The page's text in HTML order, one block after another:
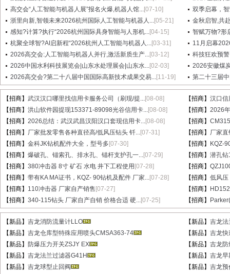
高交会“人工智能与机器人展”报名火爆,机器人馆...[07-10]
双季启幕，
浙里向新,智领未来2026杭州国际人工智能与机器人...[05-21]
金秋启智,共
感知?计算?执行“2026杭州国际具身智能与人形机...[04-15]
智赋万物?形
杭聚全球智?AI启新程“2026杭州人工智能与机器人...[03-31]
11月启幕
2026高交会:人工智能与机器人并行,激活新质生产...[03-12]
科技狂欢预
2026中国水利科技展览会|山东水处理展会|山东水...[02-03]
2026安徽煤
2026高交会?第二十八届中国国际高新技术成果交易...[11-19] 第二十三届
【招商】 武汉汉口哪里找信用卡服务公司（刷现/提...[08-08] 【招商】 汉口信
【招商】 洪山软件园提现153371-89098光谷信用卡...[08-08] 【招商】 2026
【招商】 2026总结：武汉武昌汉阳汉口套现信用卡...[08-08] 【招商】
【招商】 厂家批发零售各种直径高/低风压钻头 钎...[07-31] 【招商】 厂家
【招商】 金科JK钻机配件大全，型号多 [07-30] 【招商】
KQZ-
【招商】 爆破孔、锚索孔、排水孔、锚杆支护孔一...[07-29] 【招商】 潜孔钻
【招商】 380冲击器 8寸 矿石 水电 井下工程使用 [07-28] 【招商】
【招商】 带有KA MA证书，KQZ- 90钻机及配件 厂家...[07-28] 【招商】 低风压
【招商】 110冲击器 厂家自产销售 [07-27] 【招商】
【招商】 340-115钻头 厂家自产自销 价格合适 硬...[07-25] 【招商】
【新品】 吉龙消防流量计LLO 【新品】 吉龙
【新品】 吉龙仓库型特殊应用喷头CMSA363-74 【新品】 吉龙快
【新品】
防爆压力开关ZSJY EX 【新品】 吉龙防
【新品】 吉龙法兰过滤器G41H 【新品】 吉龙
【新品】 吉龙球型止回阀 【新品】 吉龙预